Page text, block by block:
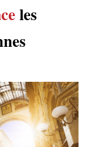
les